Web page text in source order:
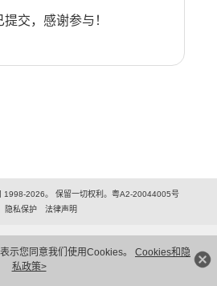
示您同意我们使用Cookies。 Cookies和隐
私政策>
提交，感谢参与！
1998-2026。 保留一切权利。粤A2-20044005号
隐私保护
法律声明